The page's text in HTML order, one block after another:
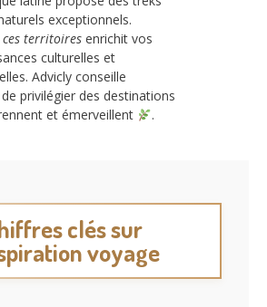
exceptionnels.
territoires enrichit vos
culturelles et
Advicly conseille
privilégier des destinations
et émerveillent
.
clés sur
voyage